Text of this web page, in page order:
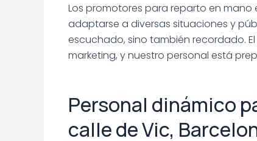
Los promotores para reparto en
adaptarse a diversas situaciones y
escuchado, sino también recordado.
marketing, y nuestro personal está
Personal dinámico
calle de Vic,